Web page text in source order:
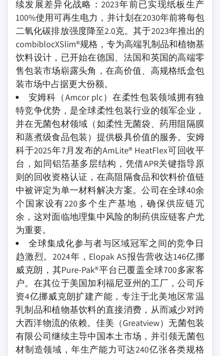
续发展差异化战略：2023年前已实现纸板生产
100%使用可再生电力，并计划在2030年前将每包
二氧化碳排放强度降至2.0克。其于2023年推出的
combiblocXSlim®规格，专为高端乳制品和植物基
饮料设计，已开始在德国、法国和英国的高端零
售包装市场崭露头角，在高价值、高规格纸盒包
装市场中占据更大份额。
安姆科（Amcor plc）在柔性包装领域拥有独
特竞争优势，是全球柔性包装行业的领军企业，
并在无菌包材领域（如柔性无菌袋、药用阻隔膜
和蒸煮级食品包装）提供极具价值的服务。安姆
科于2025年7月发布的AmLite® HeatFlex可回收平
台，如同铝箔基多层结构，凭借APR关键指导原
则的回收资格认证，在高阻隔食品和饮料价值链
中被评定为单一材料解决方案。公司在全球40余
个国家设有220多个生产基地，确保供应链冗
余，这对面临地理集中风险的制药供应链客户尤
为重要。
全球集成化参与者与区域冠军之间的竞争日
趋激烈。2024年，Elopak AS报告营收达146亿挪
威克朗，其Pure-Pak®平台已覆盖全球700多家客
户。在其位于美国加利福尼亚州的工厂，公司斥
资4亿挪威克朗扩建产能，专注于北美地区常温
乳制品和植物基饮料的直接消费，从而减少对跨
大西洋物流的依赖。佳美（Greatview）无菌包装
有限公司继续主导中国本土市场，并引领无菌包
材制造领域，年生产能力可达240亿张各类规格